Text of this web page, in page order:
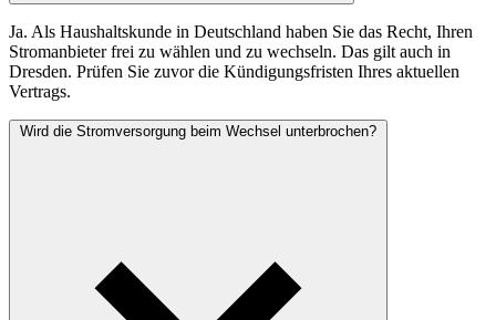
Ja. Als Haushaltskunde in Deutschland haben Sie das Recht, Ihren
Stromanbieter frei zu wählen und zu wechseln. Das gilt auch in
Dresden. Prüfen Sie zuvor die Kündigungsfristen Ihres aktuellen
Vertrags.
Wird die Stromversorgung beim Wechsel unterbrochen?